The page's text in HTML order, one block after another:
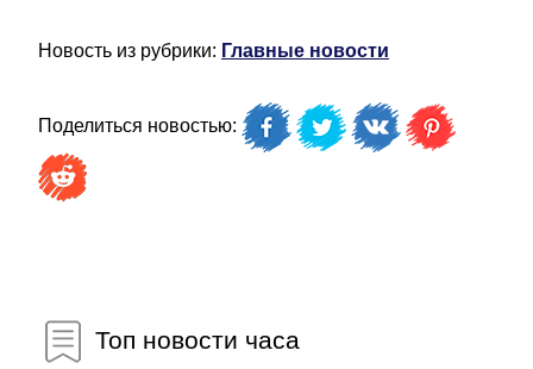
Новость из рубрики: Главные новости
Поделиться новостью:
Топ новости часа